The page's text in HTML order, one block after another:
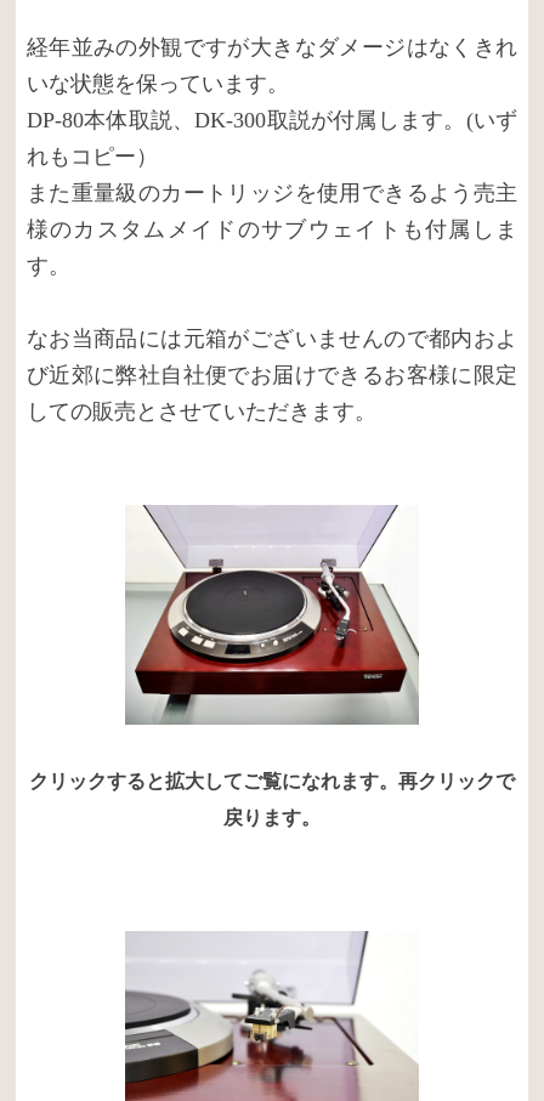
経年並みの外観ですが大きなダメージはなくきれ
いな状態を保っています。
DP-80本体取説、DK-300取説が付属します。(いず
れもコピー）
また重量級のカートリッジを使用できるよう売主
様のカスタムメイドのサブウェイトも付属しま
す。
なお当商品には元箱がございませんので都内およ
び近郊に弊社自社便でお届けできるお客様に限定
しての販売とさせていただきます。
クリックすると拡大してご覧になれます。再クリックで
戻ります。